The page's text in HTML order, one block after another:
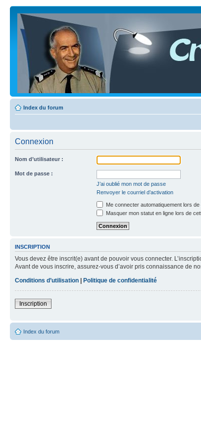
Index du forum
Connexion
Nom d’utilisateur :
Mot de passe :
J’ai oublié mon mot de passe
Renvoyer le courriel d’activation
Me connecter automatiquement lors
Masquer mon statut en ligne lors de
INSCRIPTION
Vous devez être inscrit(e) avant de pouvoir vous connecter.
Avant de vous inscrire, assurez-vous d’avoir pris connaissance de
Conditions d’utilisation | Politique de confidentialité
Inscription
Index du forum